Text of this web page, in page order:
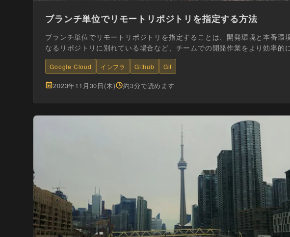
ブランチ単位でリモートリポジトリを指定する方法
ブランチ単位でリモートリポジトリを指定することは、開発環境と本番環
なるリポジトリに別れている場合など、チームでの開発作業をより効率的
ための有効な手段...
Google Cloud インフラ Github Git
2023年11月30日(木) 約3分で読めます